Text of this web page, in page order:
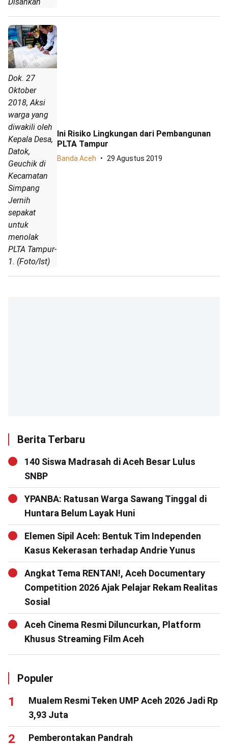
Dok. 27
Oktober
2018, Aksi
warga yang
diwakili oleh
Kepala Desa,
Datok,
Geuchik di
Kecamatan
Simpang
Jernih
sepakat
untuk
menolak
PLTA Tampur-
1. (Foto/Ist)
Ini Risiko Lingkungan dari Pembangunan
PLTA Tampur
Banda Aceh 29 Agustus 2019
Berita Terbaru
140 Siswa Madrasah di Aceh Besar Lulus
SNBP
YPANBA: Ratusan Warga Sawang Tinggal di
Huntara Belum Layak Huni
Elemen Sipil Aceh: Bentuk Tim Independen
Kasus Kekerasan terhadap Andrie Yunus
Angkat Tema RENTAN!, Aceh Documentary
Competition 2026 Ajak Pelajar Rekam Realitas
Sosial
Aceh Cinema Resmi Diluncurkan, Platform
Khusus Streaming Film Aceh
Populer
Mualem Resmi Teken UMP Aceh 2026 Jadi Rp
3,93 Juta
Pemberontakan Pandrah